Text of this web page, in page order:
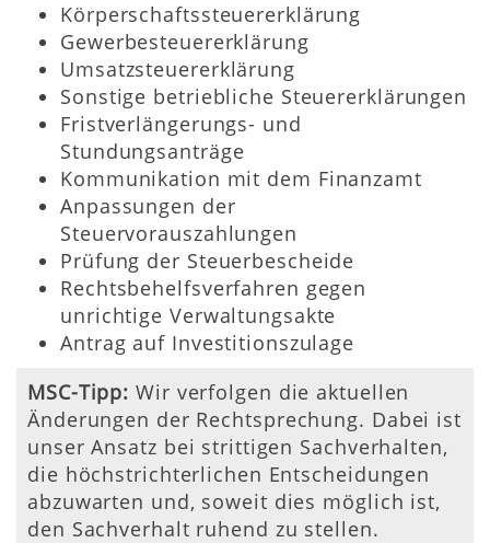
Körperschaftssteuererklärung
Gewerbesteuererklärung
Umsatzsteuererklärung
Sonstige betriebliche Steuererklärungen
Fristverlängerungs- und
Stundungsanträge
Kommunikation mit dem Finanzamt
Anpassungen der
Steuervorauszahlungen
Prüfung der Steuerbescheide
Rechtsbehelfsverfahren gegen
unrichtige Verwaltungsakte
Antrag auf Investitionszulage
MSC-Tipp: Wir verfolgen die aktuellen
Änderungen der Rechtsprechung. Dabei ist
unser Ansatz bei strittigen Sachverhalten,
die höchstrichterlichen Entscheidungen
abzuwarten und, soweit dies möglich ist,
den Sachverhalt ruhend zu stellen.